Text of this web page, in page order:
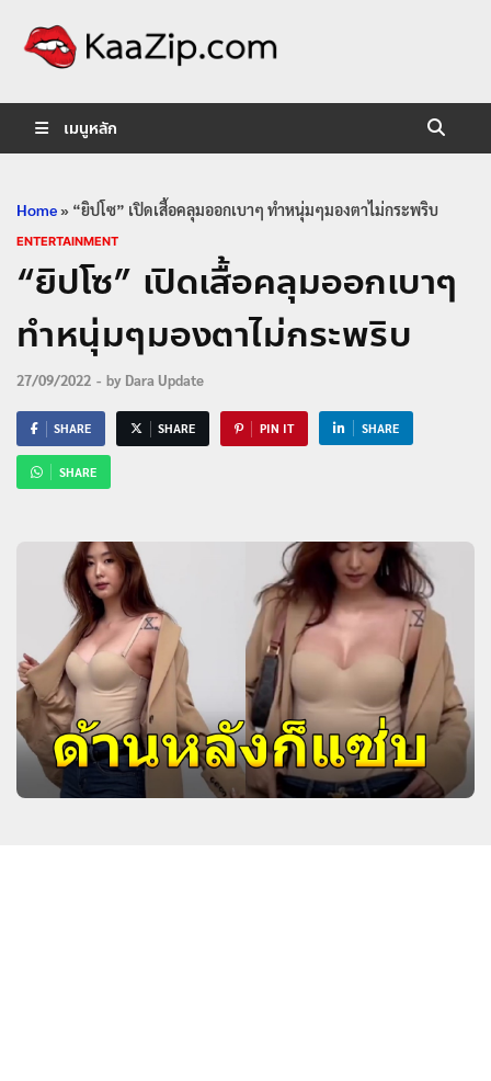
เมนูหลัก
Home» “ยิปโซ” เปิดเสื้อคลุมออกเบาๆ ทำหนุ่มๆมองตาไม่กระพริบ
ENTERTAINMENT
“ยิปโซ” เปิดเสื้อคลุมออกเบาๆ
ทำหนุ่มๆมองตาไม่กระพริบ
27/09/2022 - by Dara Update
SHARE SHARE PIN IT SHARE
SHARE